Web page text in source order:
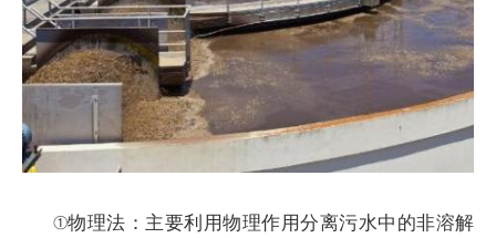
①物理法：主要利用物理作用分离污水中的非溶解